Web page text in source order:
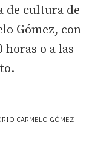
CARMELO GÓMEZ
de cultura de
Gómez, con
horas o a las